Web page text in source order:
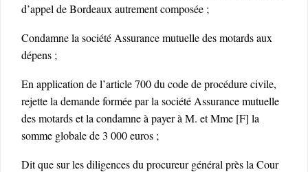
d’appel de Bordeaux autrement composée ;
Condamne la société Assurance mutuelle des motards aux
dépens ;
En application de l’article 700 du code de procédure civile,
rejette la demande formée par la société Assurance mutuelle
des motards et la condamne à payer à M. et Mme [F] la
somme globale de 3 000 euros ;
Dit que sur les diligences du procureur général près la Cour